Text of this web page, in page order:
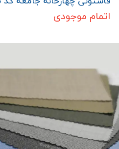
اتمام موجودی